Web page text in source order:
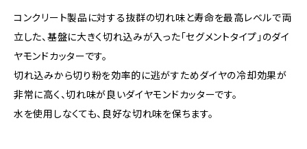
コンクリート製品に対する抜群の切れ味と寿命を最高レベルで両
立した、基盤に大きく切れ込みが入った「セグメントタイプ」のダイ
ヤモンドカッターです。
切れ込みから切り粉を効率的に逃がすためダイヤの冷却効果が
非常に高く、切れ味が良いダイヤモンドカッターです。
水を使用しなくても、良好な切れ味を保ちます。